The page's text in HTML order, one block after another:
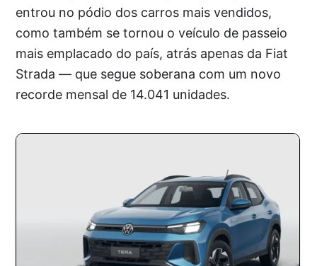
entrou no pódio dos carros mais vendidos,
como também se tornou o veículo de passeio
mais emplacado do país, atrás apenas da Fiat
Strada — que segue soberana com um novo
recorde mensal de 14.041 unidades.